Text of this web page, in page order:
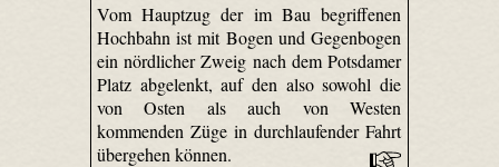
Vom Hauptzug der im Bau begriffenen
Hochbahn ist mit Bogen und Gegenbogen
ein nördlicher Zweig nach dem Potsdamer
Platz abgelenkt, auf den also sowohl die
von Osten als auch von Westen
kommenden Züge in durchlaufender Fahrt
übergehen können.